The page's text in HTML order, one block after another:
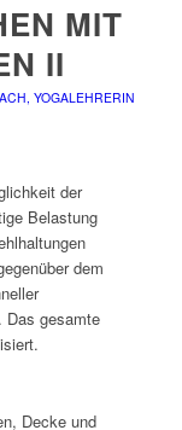
MIT
II
YOGALEHRERIN
der
Belastung
dem
Das gesamte
Decke und